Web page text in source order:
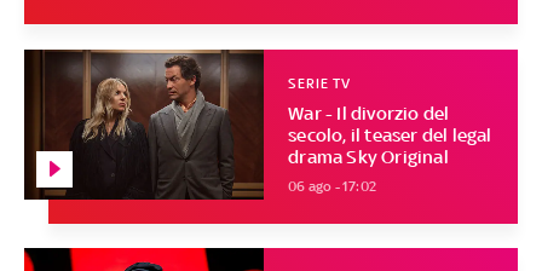
War - Il divorzio del
secolo, il teaser del legal
drama Sky Original
SERIE TV
06 ago - 17:02